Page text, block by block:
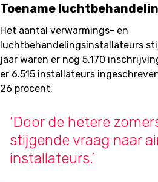
Toename
Het aantal verwarmings- en
luchtbehandelingsinstallateurs
jaar waren er nog 5.170
er 6.515 installateurs
26 procent.
‘Door de hetere
stijgende vraag naar
installateurs.’